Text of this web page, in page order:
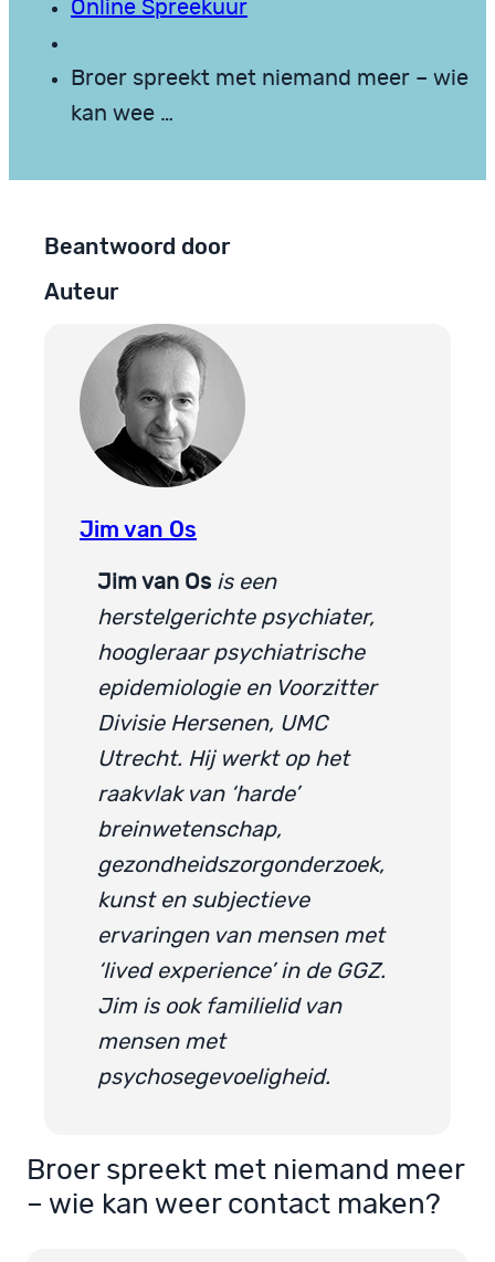
Online Spreekuur
Broer spreekt met niemand meer – wie
kan wee …
Beantwoord door
Auteur
Jim van Os
Jim van Os is een
herstelgerichte psychiater,
hoogleraar psychiatrische
epidemiologie en Voorzitter
Divisie Hersenen, UMC
Utrecht. Hij werkt op het
raakvlak van ‘harde’
breinwetenschap,
gezondheidszorgonderzoek,
kunst en subjectieve
ervaringen van mensen met
‘lived experience’ in de GGZ.
Jim is ook familielid van
mensen met
psychosegevoeligheid.
Broer spreekt met niemand meer
– wie kan weer contact maken?